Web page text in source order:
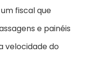
um fiscal que
e painéis
velocidade do